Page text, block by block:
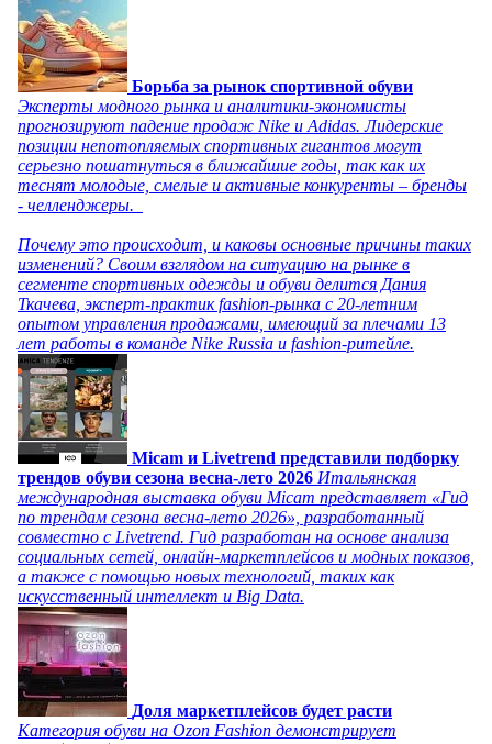
Борьба за рынок спортивной обуви
Эксперты модного рынка и аналитики-экономисты
прогнозируют падение продаж Nike и Adidas. Лидерские
позиции непотопляемых спортивных гигантов могут
серьезно пошатнуться в ближайшие годы, так как их
теснят молодые, смелые и активные конкуренты – бренды
- челленджеры.
Почему это происходит, и каковы основные причины таких
изменений? Своим взглядом на ситуацию на рынке в
сегменте спортивных одежды и обуви делится Дания
Ткачева, эксперт-практик fashion-рынка с 20-летним
опытом управления продажами, имеющий за плечами 13
лет работы в команде Nike Russia и fashion-ритейле.
Micam и Livetrend представили подборку
трендов обуви сезона весна-лето 2026 Итальянская
международная выставка обуви Micam представляет «Гид
по трендам сезона весна-лето 2026», разработанный
совместно с Livetrend. Гид разработан на основе анализа
социальных сетей, онлайн-маркетплейсов и модных показов,
а также с помощью новых технологий, таких как
искусственный интеллект и Big Data.
Доля маркетплейсов будет расти
Категория обуви на Ozon Fashion демонстрирует